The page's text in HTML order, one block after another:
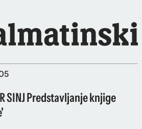
SINJ Predstavljanje knjige